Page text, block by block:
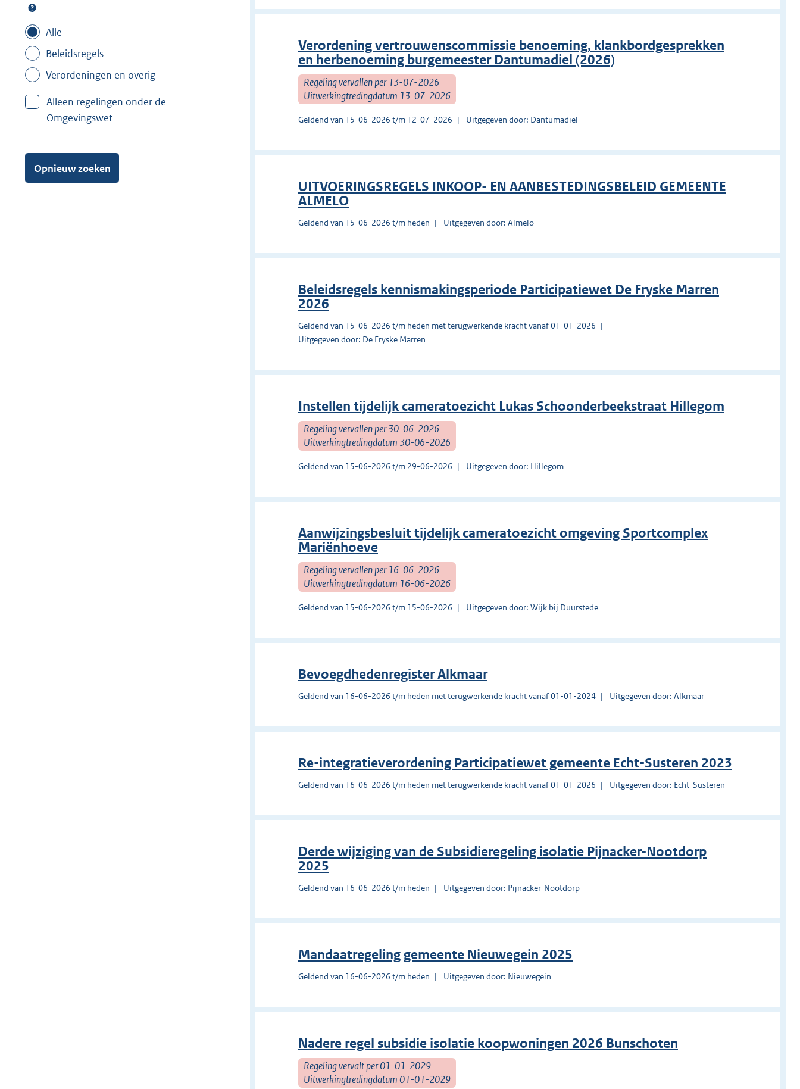
Alle
Beleidsregels
Verordeningen en overig
Alleen regelingen onder de
Omgevingswet
Opnieuw zoeken
Verordening vertrouwenscommissie benoeming, klankbordgesprekken
en herbenoeming burgemeester Dantumadiel (2026)
Regeling vervallen per 13-07-2026
Uitwerkingtredingdatum 13-07-2026
Geldend van 15-06-2026 t/m 12-07-2026 Uitgegeven door: Dantumadiel
UITVOERINGSREGELS INKOOP- EN AANBESTEDINGSBELEID GEMEENTE
ALMELO
Geldend van 15-06-2026 t/m heden Uitgegeven door: Almelo
Beleidsregels kennismakingsperiode Participatiewet De Fryske Marren
2026
Geldend van 15-06-2026 t/m heden met terugwerkende kracht vanaf 01-01-2026
Uitgegeven door: De Fryske Marren
Instellen tijdelijk cameratoezicht Lukas Schoonderbeekstraat Hillegom
Regeling vervallen per 30-06-2026
Uitwerkingtredingdatum 30-06-2026
Geldend van 15-06-2026 t/m 29-06-2026 Uitgegeven door: Hillegom
Aanwijzingsbesluit tijdelijk cameratoezicht omgeving Sportcomplex
Mariënhoeve
Regeling vervallen per 16-06-2026
Uitwerkingtredingdatum 16-06-2026
Geldend van 15-06-2026 t/m 15-06-2026 Uitgegeven door: Wijk bij Duurstede
Bevoegdhedenregister Alkmaar
Geldend van 16-06-2026 t/m heden met terugwerkende kracht vanaf 01-01-2024 Uitgegeven door: Alkmaar
Re-integratieverordening Participatiewet gemeente Echt-Susteren 2023
Geldend van 16-06-2026 t/m heden met terugwerkende kracht vanaf 01-01-2026 Uitgegeven door: Echt-Susteren
Derde wijziging van de Subsidieregeling isolatie Pijnacker-Nootdorp
2025
Geldend van 16-06-2026 t/m heden Uitgegeven door: Pijnacker-Nootdorp
Mandaatregeling gemeente Nieuwegein 2025
Geldend van 16-06-2026 t/m heden Uitgegeven door: Nieuwegein
Nadere regel subsidie isolatie koopwoningen 2026 Bunschoten
Regeling vervalt per 01-01-2029
Uitwerkingtredingdatum 01-01-2029